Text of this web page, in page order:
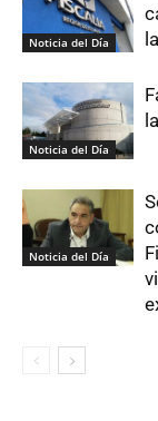
Noticia del Día
Noticia del Día
Noticia del Día